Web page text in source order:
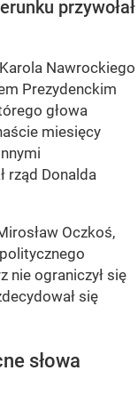
przywołał
Nawrockiego
Prezydenckim
głowa
miesięcy
rząd Donalda
Oczkoś,
nie ograniczył się
się
słowa